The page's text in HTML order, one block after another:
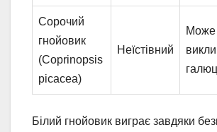
Сорочий
гнойовик
(Coprinopsis
picacea)
Неїстівний
Може
Білий гнойовик виграє завдяки